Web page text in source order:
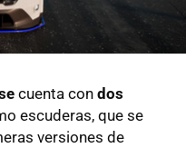
cuenta con dos
escuderas, que se
versiones de